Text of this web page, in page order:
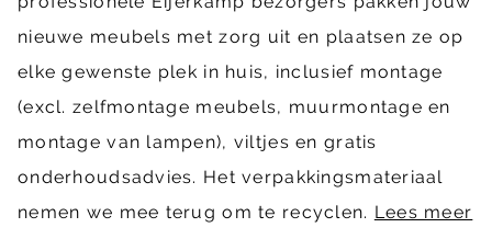
nieuwe meubels met zorg uit en plaatsen ze op
elke gewenste plek in huis, inclusief montage
(excl. zelfmontage meubels, muurmontage en
montage van lampen), viltjes en gratis
onderhoudsadvies. Het verpakkingsmateriaal
nemen we mee terug om te recyclen. Lees meer